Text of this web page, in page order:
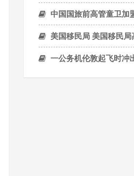
中国国旅前高管童卫加
美国移民局 美国移民局高效网络
一公务机伦敦起飞时冲出